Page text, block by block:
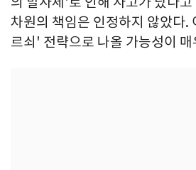
차원의 책임은 인정하지 않았다.
르쇠' 전략으로 나올 가능성이